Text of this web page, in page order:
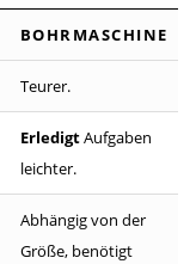
BOHRMASCHINE
Teurer.
ErledigtAufgaben
leichter.
Abhängig von der
Größe, benötigt